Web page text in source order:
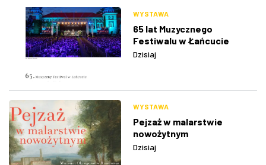
WYSTAWA
65 lat Muzycznego
Festiwalu w Łańcucie
Dzisiaj
WYSTAWA
Pejzaż w malarstwie
nowożytnym
Dzisiaj